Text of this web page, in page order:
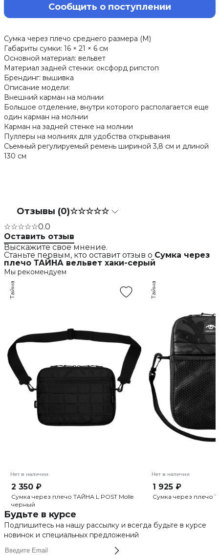
Сообщить о поступлении
Сумка через плечо среднего размера (M)
Габариты сумки: 16 × 21 × 6 см
Основной материал: вельвет
Материал задней стенки: оксфорд рипстоп
Брендинг: вышивка
Описание модели:
Внешний карман на молнии
Большое отделение, внутри которого располагается еще
один карман на молнии
Карман на задней стенке на молнии
Пуллеры на молниях для удобства открывания
Съемный регулируемый ремень шириной 3,8 см и длиной
130 см
Отзывы (0)☆☆☆☆☆
☆☆☆☆☆0.0
Оставить отзыв
Выскажите свое мнение.
Станьте первым, кто оставит отзыв о Сумка через
плечо ТАЙНА вельвет хаки-серый
Мы рекомендуем
Нет в наличии
Тайна
2 350 ₽
Сумка через плечо ТАЙНА L POST Molle
черный
Нет в наличии
Тайна
1 925 ₽
Сумка через плечо
Будьте в курсе
Подпишитесь на нашу рассылку и всегда будьте в курсе
новинок и специальных предложений